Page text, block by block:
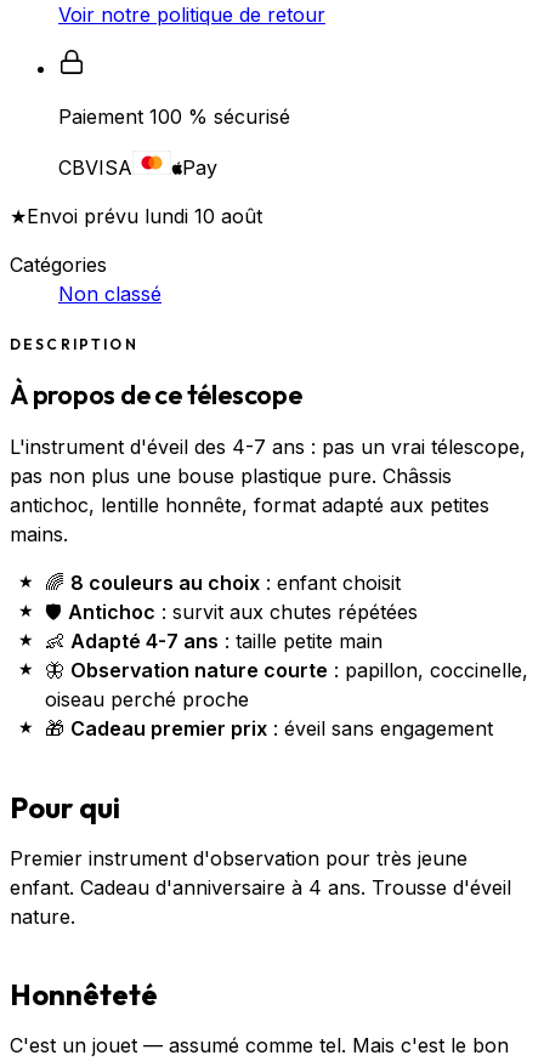
Voir notre politique de retour
Paiement 100 % sécurisé
CBVISA
Pay
★Envoi prévu lundi 10 août
Catégories
Non classé
DESCRIPTION
À propos de ce télescope
L'instrument d'éveil des 4-7 ans : pas un vrai télescope,
pas non plus une bouse plastique pure. Châssis
antichoc, lentille honnête, format adapté aux petites
mains.
🌈 8 couleurs au choix: enfant choisit
🛡️ Antichoc : survit aux chutes répétées
👶 Adapté 4-7 ans : taille petite main
🦋 Observation nature courte : papillon, coccinelle,
oiseau perché proche
🎁 Cadeau premier prix: éveil sans engagement
Pour qui
Premier instrument d'observation pour très jeune
enfant. Cadeau d'anniversaire à 4 ans. Trousse d'éveil
nature.
Honnêteté
C'est un jouet — assumé comme tel. Mais c'est le bon